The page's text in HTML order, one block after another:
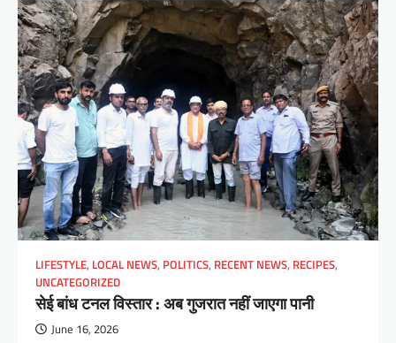
LIFESTYLE, LOCAL NEWS, POLITICS, RECENT NEWS, RECIPES,
UNCATEGORIZED
सेई बांध टनल विस्तार : अब गुजरात नहीं जाएगा पानी
June 16, 2026